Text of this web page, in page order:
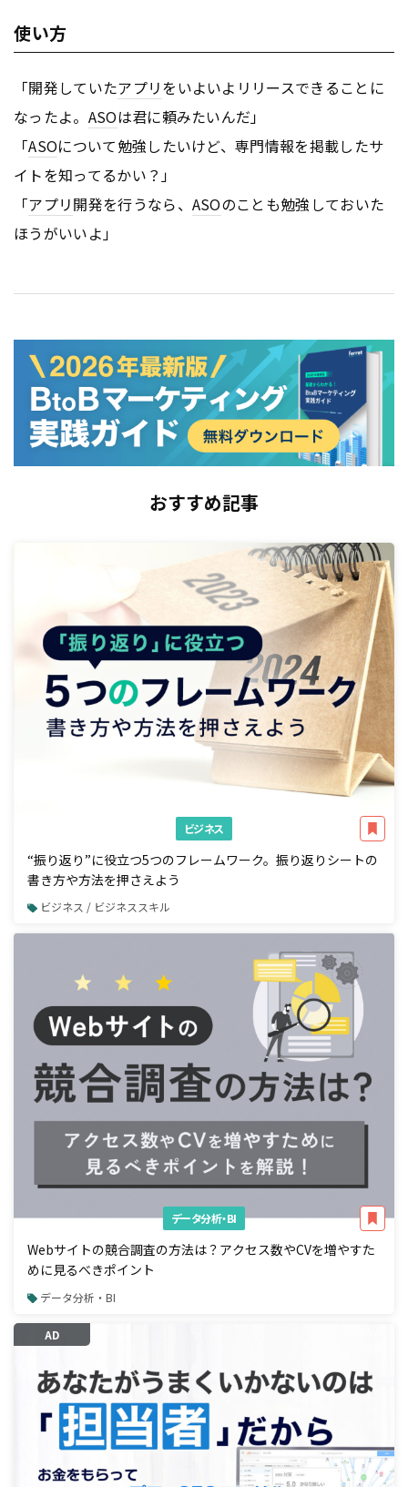
使い方
「開発していたアプリをいよいよリリースできることに
なったよ。 ASOは君に頼みたいんだ」
「ASOについて勉強したいけど、専門情報を掲載したサ
イトを知ってるかい？」
「アプリ開発を行うなら、 ASOのことも勉強しておいた
ほうがいいよ」
おすすめ記事
ビジネス
“振り返り”に役立つ5つのフレームワーク。振り返りシートの
書き方や方法を押さえよう
ビジネス / ビジネススキル
データ分析・BI
Webサイトの競合調査の方法は？アクセス数やCVを増やすた
めに見るべきポイント
データ分析・BI
AD